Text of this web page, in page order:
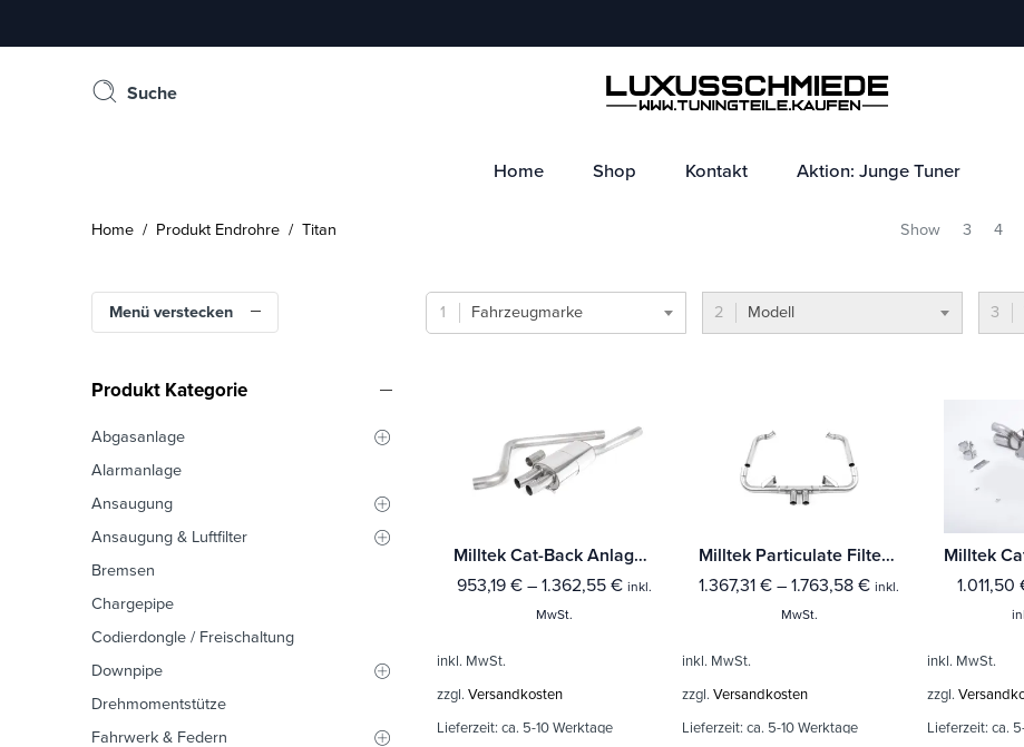
Suche
Home Shop Kontakt Aktion: Junge Tuner
Home / Produkt Endrohre / Titan Show 3 4
Menü verstecken Fahrzeugmarke Modell
Milltek Cat-Back Anlage Volkswagen Polo GTI 2.0 TSI (AW 5-Türer) - (Mit OPF/GPF) Mit TÜV / ECE Zulassung!
953,19 €– 1.362,55 € inkl.
MwSt.
inkl. MwSt.
zzgl. Versandkosten
Lieferzeit: ca. 5-10 Werktage
Milltek Particulate Filter-back Porsche Cayman 718 GTS 2.5T
1.367,31 € – 1.763,58 € inkl.
MwSt.
inkl. MwSt.
zzgl. Versandkosten
Lieferzeit: ca. 5-10 Werktage
1.011,50
inkl. MwSt.
zzgl.
Lieferzeit: ca.
Produkt Kategorie
Abgasanlage
Alarmanlage
Ansaugung
Ansaugung & Luftfilter
Bremsen
Chargepipe
Codierdongle / Freischaltung
Downpipe
Drehmomentstütze
Fahrwerk & Federn